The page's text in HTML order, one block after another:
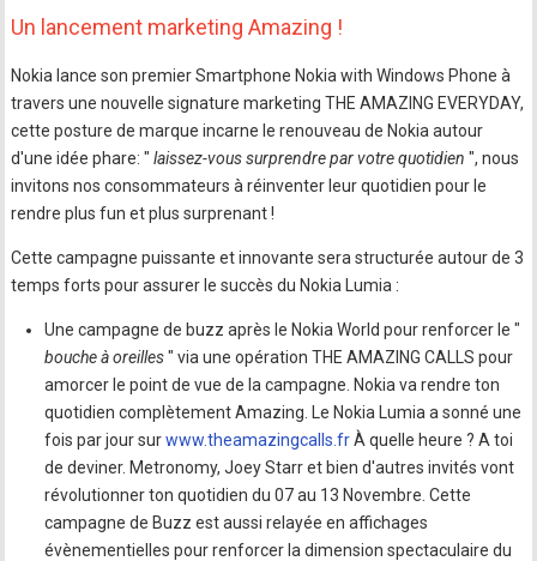
Un lancement marketing Amazing !
Nokia lance son premier Smartphone Nokia with Windows Phone à
travers une nouvelle signature marketing THE AMAZING EVERYDAY,
cette posture de marque incarne le renouveau de Nokia autour
d'une idée phare: " laissez-vous surprendre par votre quotidien", nous
invitons nos consommateurs à réinventer leur quotidien pour le
rendre plus fun et plus surprenant !
Cette campagne puissante et innovante sera structurée autour de 3
temps forts pour assurer le succès du Nokia Lumia :
Une campagne de buzz après le Nokia World pour renforcer le "
bouche à oreilles" via une opération THE AMAZING CALLS pour
amorcer le point de vue de la campagne. Nokia va rendre ton
quotidien complètement Amazing. Le Nokia Lumia a sonné une
fois par jour surwww.theamazingcalls.frÀ quelle heure ? A toi
de deviner. Metronomy, Joey Starr et bien d'autres invités vont
révolutionner ton quotidien du 07 au 13 Novembre. Cette
campagne de Buzz est aussi relayée en affichages
évènementielles pour renforcer la dimension spectaculaire du